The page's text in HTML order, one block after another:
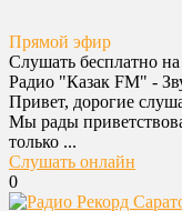
Прямой эфир
Слушать бесплатно на
Радио "Казак FM" -
Привет, дорогие
Мы рады
только ...
Слушать онлайн
0